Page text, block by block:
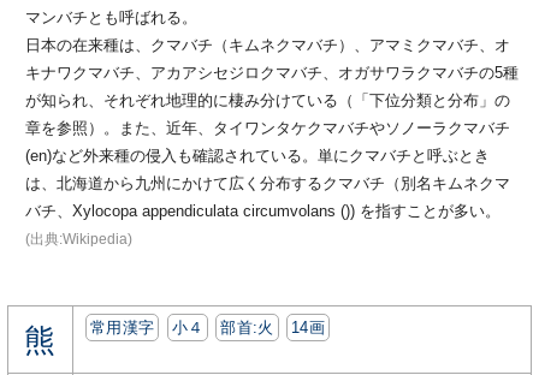
マンバチとも呼ばれる。
日本の在来種は、クマバチ（キムネクマバチ）、アマミクマバチ、オ
キナワクマバチ、アカアシセジロクマバチ、オガサワラクマバチの5種
が知られ、それぞれ地理的に棲み分けている（「下位分類と分布」の
章を参照）。また、近年、タイワンタケクマバチやソノーラクマバチ
(en)など外来種の侵入も確認されている。単にクマバチと呼ぶとき
は、北海道から九州にかけて広く分布するクマバチ（別名キムネクマ
バチ、Xylocopa appendiculata circumvolans ()) を指すことが多い。
(出典:Wikipedia)
熊 常用漢字 小４ 部首:⽕ 14画